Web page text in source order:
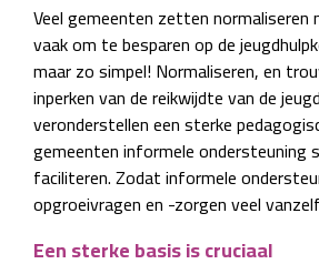
Veel gemeenten zetten normaliseren
vaak om te besparen op de
maar zo simpel! Normaliseren, en
inperken van de reikwijdte van de
veronderstellen een sterke
gemeenten informele ondersteuning
faciliteren. Zodat informele
opgroeivragen en -zorgen veel
Een sterke basis is cruciaal